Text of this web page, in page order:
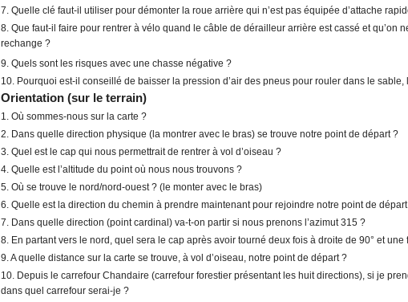
7. Quelle clé faut-il utiliser pour démonter la roue arrière qui n’est pas équipée d’attache
8. Que faut-il faire pour rentrer à vélo quand le câble de dérailleur arrière est cassé et qu’on
rechange ?
9. Quels sont les risques avec une chasse négative ?
10. Pourquoi est-il conseillé de baisser la pression d’air des pneus pour rouler dans le
Orientation (sur le terrain)
1. Où sommes-nous sur la carte ?
2. Dans quelle direction physique (la montrer avec le bras) se trouve notre point de départ ?
3. Quel est le cap qui nous permettrait de rentrer à vol d’oiseau ?
4. Quelle est l’altitude du point où nous nous trouvons ?
5. Où se trouve le nord/nord-ouest ? (le monter avec le bras)
6. Quelle est la direction du chemin à prendre maintenant pour rejoindre notre point de
7. Dans quelle direction (point cardinal) va-t-on partir si nous prenons l’azimut 315 ?
8. En partant vers le nord, quel sera le cap après avoir tourné deux fois à droite de 90° et une
9. A quelle distance sur la carte se trouve, à vol d’oiseau, notre point de départ ?
10. Depuis le carrefour Chandaire (carrefour forestier présentant les huit directions), si je
dans quel carrefour serai-je ?